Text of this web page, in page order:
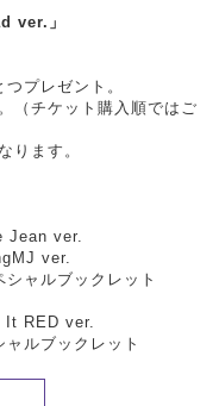
ver.」
プレゼント。
（チケット購入順ではご
ります。
Jean ver.
ver.
シャルブックレット
It RED ver.
ャルブックレット